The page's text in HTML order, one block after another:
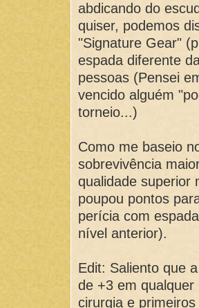
abdicando do
quiser, podemos
"Signature Gear"
espada diferente
pessoas (Pensei
vencido alguém
torneio...)
Como me baseio
sobrevivência
qualidade superior
poupou pontos
perícia com
nível anterior).
Edit: Saliento que
de +3 em
cirurgia e